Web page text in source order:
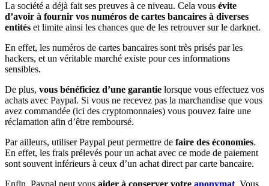
La société a déjà fait ses preuves à ce niveau. Cela vous évite
d’avoir à fournir vos numéros de cartes bancaires à diverses
entités et limite ainsi les chances que de les retrouver sur le darknet.
En effet, les numéros de cartes bancaires sont très prisés par les
hackers, et un véritable marché existe pour ces informations
sensibles.
De plus, vous bénéficiez d’une garantie lorsque vous effectuez vos
achats avec Paypal. Si vous ne recevez pas la marchandise que vous
avez commandée (ici des cryptomonnaies) vous pouvez faire une
réclamation afin d’être remboursé.
Par ailleurs, utiliser Paypal peut permettre de faire des économies.
En effet, les frais prélevés pour un achat avec ce mode de paiement
sont souvent inférieurs à ceux d’un achat direct par carte bancaire.